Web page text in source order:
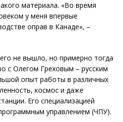
материала. «Во время
у меня впервые
оправ в Канаде», –
не вышло, но примерно тогда
с Олегом Греховым – русским
опыт работы в различных
космос и даже
Его специализацией
управлением (ЧПУ).